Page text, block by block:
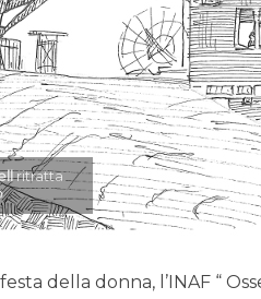
ritratta
della donna, l’INAF “